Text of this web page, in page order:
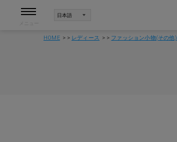
HOME レディース ファッション小物(その他)